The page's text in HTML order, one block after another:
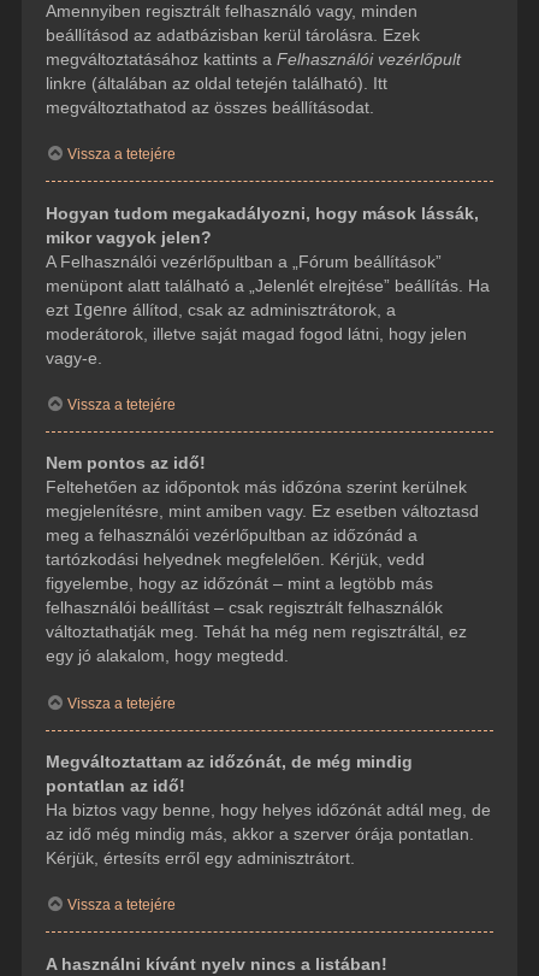
Amennyiben regisztrált felhasználó vagy, minden
beállításod az adatbázisban kerül tárolásra. Ezek
megváltoztatásához kattints a Felhasználói vezérlőpult
linkre (általában az oldal tetején található). Itt
megváltoztathatod az összes beállításodat.
Vissza a tetejére
Hogyan tudom megakadályozni, hogy mások lássák,
mikor vagyok jelen?
A Felhasználói vezérlőpultban a „Fórum beállítások”
menüpont alatt található a „Jelenlét elrejtése” beállítás. Ha
ezt Igenre állítod, csak az adminisztrátorok, a
moderátorok, illetve saját magad fogod látni, hogy jelen
vagy-e.
Vissza a tetejére
Nem pontos az idő!
Feltehetően az időpontok más időzóna szerint kerülnek
megjelenítésre, mint amiben vagy. Ez esetben változtasd
meg a felhasználói vezérlőpultban az időzónád a
tartózkodási helyednek megfelelően. Kérjük, vedd
figyelembe, hogy az időzónát – mint a legtöbb más
felhasználói beállítást – csak regisztrált felhasználók
változtathatják meg. Tehát ha még nem regisztráltál, ez
egy jó alakalom, hogy megtedd.
Vissza a tetejére
Megváltoztattam az időzónát, de még mindig
pontatlan az idő!
Ha biztos vagy benne, hogy helyes időzónát adtál meg, de
az idő még mindig más, akkor a szerver órája pontatlan.
Kérjük, értesíts erről egy adminisztrátort.
Vissza a tetejére
A használni kívánt nyelv nincs a listában!